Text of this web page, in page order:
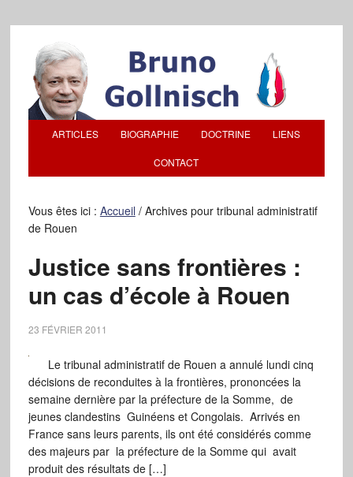
ARTICLES BIOGRAPHIE DOCTRINE LIENS
CONTACT
Vous êtes ici : Accueil /Archives pour tribunal administratif
de Rouen
Justice sans frontières :
un cas d’école à Rouen
23 FÉVRIER 2011
Le tribunal administratif de Rouen a annulé lundi cinq
décisions de reconduites à la frontières, prononcées la
semaine dernière par la préfecture de la Somme, de
jeunes clandestins Guinéens et Congolais. Arrivés en
France sans leurs parents, ils ont été considérés comme
des majeurs par la préfecture de la Somme qui avait
produit des résultats de […]